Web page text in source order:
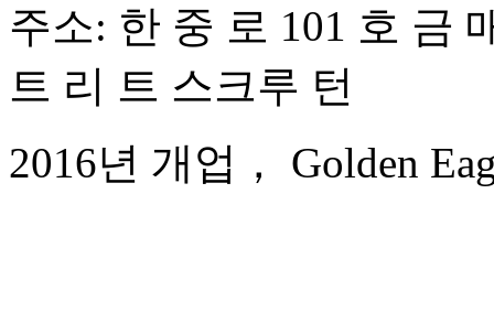
주소: 한 중 로 101 호 금
트 리 트 스크루 턴
2016년 개업， Golden